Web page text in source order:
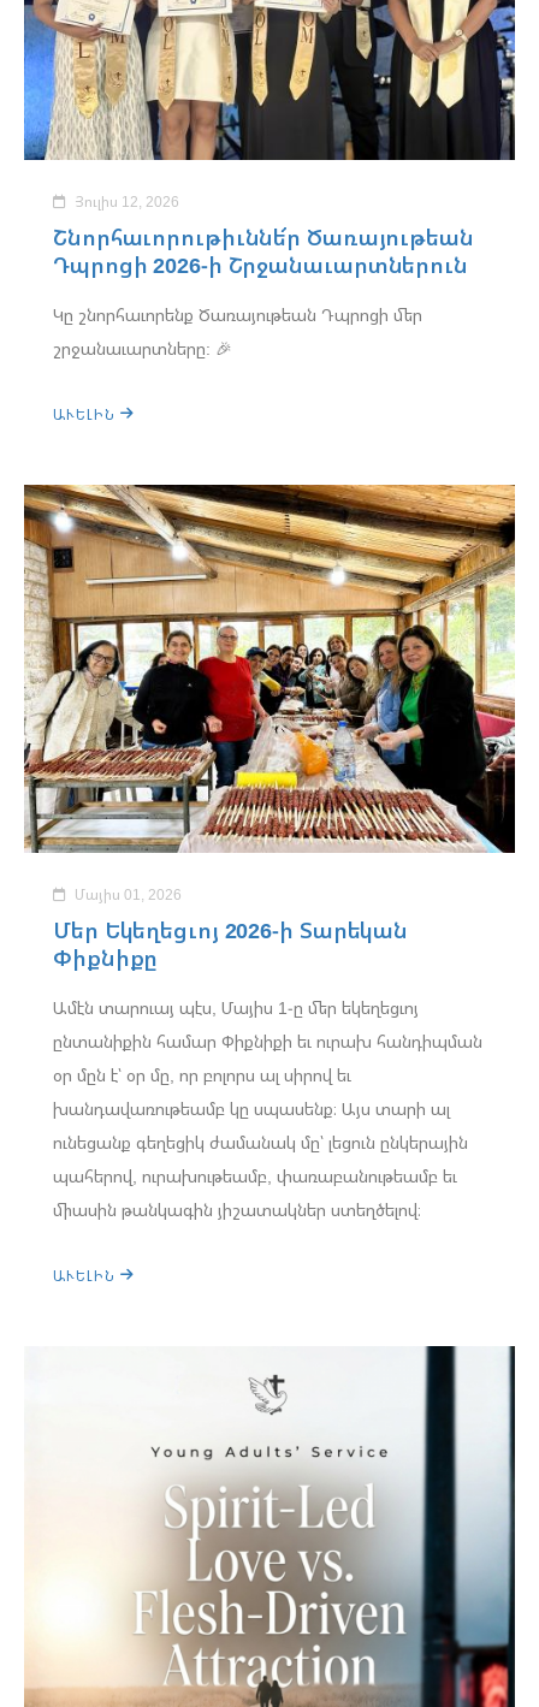
Յուլիս 12, 2026
Շնորհաւորութիւննե՜ր Ծառայութեան
Դպրոցի 2026-ի Շրջանաւարտներուն
Կը շնորհաւորենք Ծառայութեան Դպրոցի մեր
շրջանաւարտները: 🎉
ԱՒԵԼԻՆ
Մայիս 01, 2026
Մեր Եկեղեցւոյ 2026-ի Տարեկան
Փիքնիքը
Ամէն տարուայ պէս, Մայիս 1-ը մեր եկեղեցւոյ
ընտանիքին համար Փիքնիքի եւ ուրախ հանդիպման
օր մըն է՝ օր մը, որ բոլորս ալ սիրով եւ
խանդավառութեամբ կը սպասենք։ Այս տարի ալ
ունեցանք գեղեցիկ ժամանակ մը՝ լեցուն ընկերային
պահերով, ուրախութեամբ, փառաբանութեամբ եւ
միասին թանկագին յիշատակներ ստեղծելով։
ԱՒԵԼԻՆ